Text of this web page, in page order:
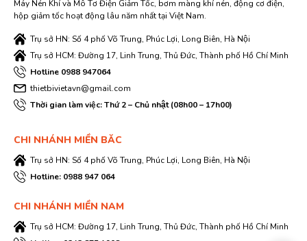
Máy Nén Khí và Mô Tơ Điện Giảm Tốc, bơm màng khí nén, động cơ điện,
hộp giảm tốc hoạt động lâu năm nhất tại Việt Nam.
Trụ sở HN: Số 4 phố Võ Trung, Phúc Lợi, Long Biên, Hà Nội
Trụ sở HCM: Đường 17, Linh Trung, Thủ Đức, Thành phố Hồ Chí Minh
Hotline 0988 947064
thietbivietavn@gmail.com
Thời gian làm việc: Thứ 2 – Chủ nhật (08h00 – 17h00)
CHI NHÁNH MIỀN BĂC
Trụ sở HN: Số 4 phố Võ Trung, Phúc Lợi, Long Biên, Hà Nội
Hotline: 0988 947 064
CHI NHÁNH MIỀN NAM
Trụ sở HCM: Đường 17, Linh Trung, Thủ Đức, Thành phố Hồ Chí Minh